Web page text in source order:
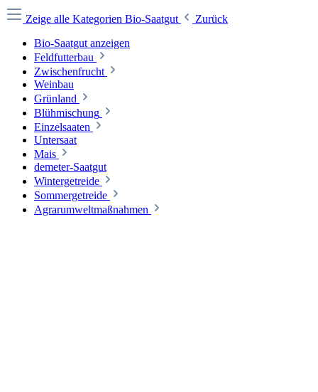
Zeige alle Kategorien Bio-Saatgut
Zurück
Bio-Saatgut anzeigen
Feldfutterbau
Zwischenfrucht
Weinbau
Grünland
Blühmischung
Einzelsaaten
Untersaat
Mais
demeter-Saatgut
Wintergetreide
Sommergetreide
Agrarumweltmaßnahmen